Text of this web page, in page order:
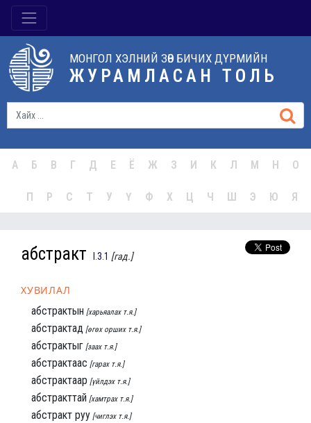
МОНГОЛ ХЭЛНИЙ ЗӨВ БИЧИХ ДҮРМИЙН
ЖУРАМЛАСАН ТОЛЬ
А Б В Г Д Е Ё Ж З И К Л М Н О
П Р С Т У Ү Ф Х Ц Ч Ш Э Ю Я
абстракт I.3.1 [гад.]
ХУВИЛАЛ
абстрактын [харьяалах т.я.]
абстрактад [өгөх орших т.я.]
абстрактыг [заах т.я.]
абстрактаас [гарах т.я.]
абстрактаар [үйлдэх т.я.]
абстракттай [хамтрах т.я.]
абстракт руу [чиглэх т.я.]